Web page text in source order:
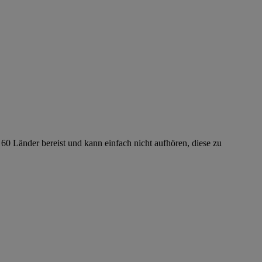
Länder bereist und kann einfach nicht aufhören, diese zu